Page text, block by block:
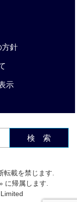
方針
示
検 索
転載を禁じます.
に帰属します.